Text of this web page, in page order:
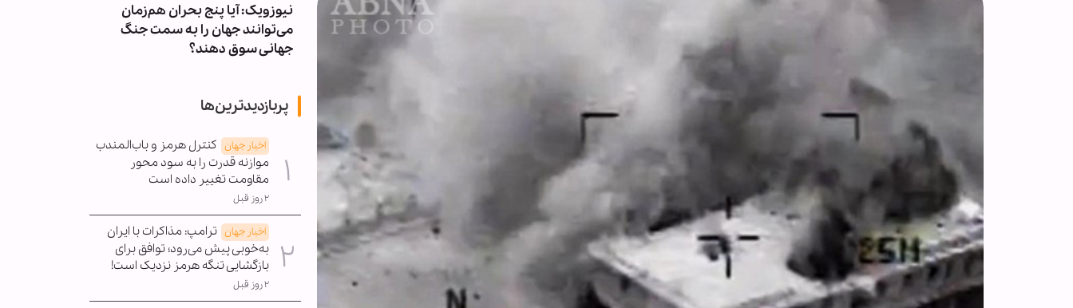
مخالفت‌ها نباید انسان را از مسیر
صحیح خارج کند
نیوزویک: آیا پنج بحران هم‌زمان
می‌توانند جهان را به سمت جنگ
جهانی سوق دهند؟
پربازدیدترین‌ها
اخبار جهان کنترل هرمز و باب‌المندب
موازنه قدرت را به سود محور
مقاومت تغییر داده است
۲ روز قبل
اخبار جهان ترامپ: مذاکرات با ایران
به‌خوبی پیش می‌رود؛ توافق برای
بازگشایی تنگه هرمز نزدیک است!
۲ روز قبل